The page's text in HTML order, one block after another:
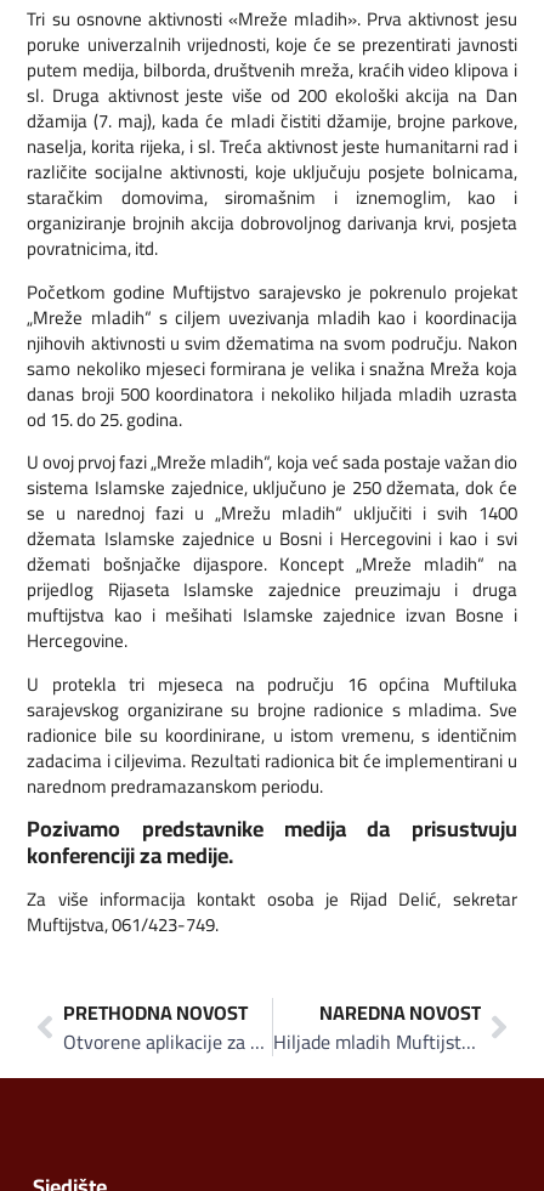
Tri su osnovne aktivnosti «Mreže mladih». Prva aktivnost jesu
poruke univerzalnih vrijednosti, koje će se prezentirati javnosti
putem medija, bilborda, društvenih mreža, kraćih video klipova i
sl. Druga aktivnost jeste više od 200 ekološki akcija na Dan
džamija (7. maj), kada će mladi čistiti džamije, brojne parkove,
naselja, korita rijeka, i sl. Treća aktivnost jeste humanitarni rad i
različite socijalne aktivnosti, koje uključuju posjete bolnicama,
staračkim domovima, siromašnim i iznemoglim, kao i
organiziranje brojnih akcija dobrovoljnog darivanja krvi, posjeta
povratnicima, itd.
Početkom godine Muftijstvo sarajevsko je pokrenulo projekat
„Mreže mladih“ s ciljem uvezivanja mladih kao i koordinacija
njihovih aktivnosti u svim džematima na svom području. Nakon
samo nekoliko mjeseci formirana je velika i snažna Mreža koja
danas broji 500 koordinatora i nekoliko hiljada mladih uzrasta
od 15. do 25. godina.
U ovoj prvoj fazi „Mreže mladih“, koja već sada postaje važan dio
sistema Islamske zajednice, uključuno je 250 džemata, dok će
se u narednoj fazi u „Mrežu mladih“ uključiti i svih 1400
džemata Islamske zajednice u Bosni i Hercegovini i kao i svi
džemati bošnjačke dijaspore. Koncept „Mreže mladih“ na
prijedlog Rijaseta Islamske zajednice preuzimaju i druga
muftijstva kao i mešihati Islamske zajednice izvan Bosne i
Hercegovine.
U protekla tri mjeseca na području 16 općina Muftiluka
sarajevskog organizirane su brojne radionice s mladima. Sve
radionice bile su koordinirane, u istom vremenu, s identičnim
zadacima i ciljevima. Rezultati radionica bit će implementirani u
narednom predramazanskom periodu.
Pozivamo predstavnike medija da prisustvuju
konferenciji za medije.
Za više informacija kontakt osoba je Rijad Delić, sekretar
Muftijstva, 061/423-749.
PRETHODNA NOVOST
Otvorene aplikacije za 12. Emmaus – Međunarodni omladinski radni kamp 2017 u Srebrenici
NAREDNA NOVOST
Hiljade mladih Muftijstva sarajevskog u predramazanskim aktivnostima